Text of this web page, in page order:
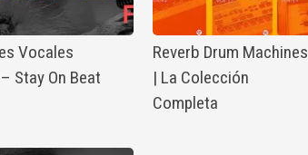
Vocales
Stay On Beat
Reverb Drum Machines
| La Colección
Completa